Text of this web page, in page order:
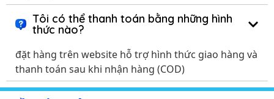
Tôi có thể thanh toán bằng những hình
thức nào?
đặt hàng trên website hỗ trợ hình thức giao hàng và
thanh toán sau khi nhận hàng (COD)